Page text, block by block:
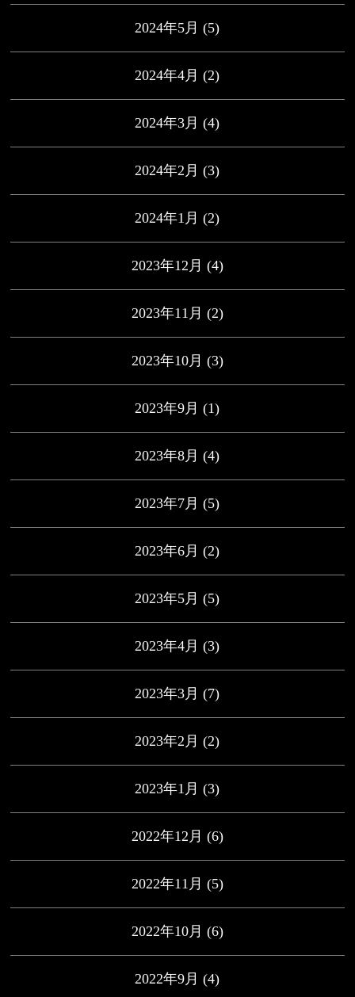
2024年5月 (5)
2024年4月 (2)
2024年3月 (4)
2024年2月 (3)
2024年1月 (2)
2023年12月 (4)
2023年11月 (2)
2023年10月 (3)
2023年9月 (1)
2023年8月 (4)
2023年7月 (5)
2023年6月 (2)
2023年5月 (5)
2023年4月 (3)
2023年3月 (7)
2023年2月 (2)
2023年1月 (3)
2022年12月 (6)
2022年11月 (5)
2022年10月 (6)
2022年9月 (4)